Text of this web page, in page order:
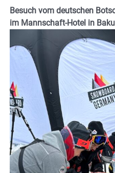
Besuch vom deutschen
im Mannschaft-Hotel in